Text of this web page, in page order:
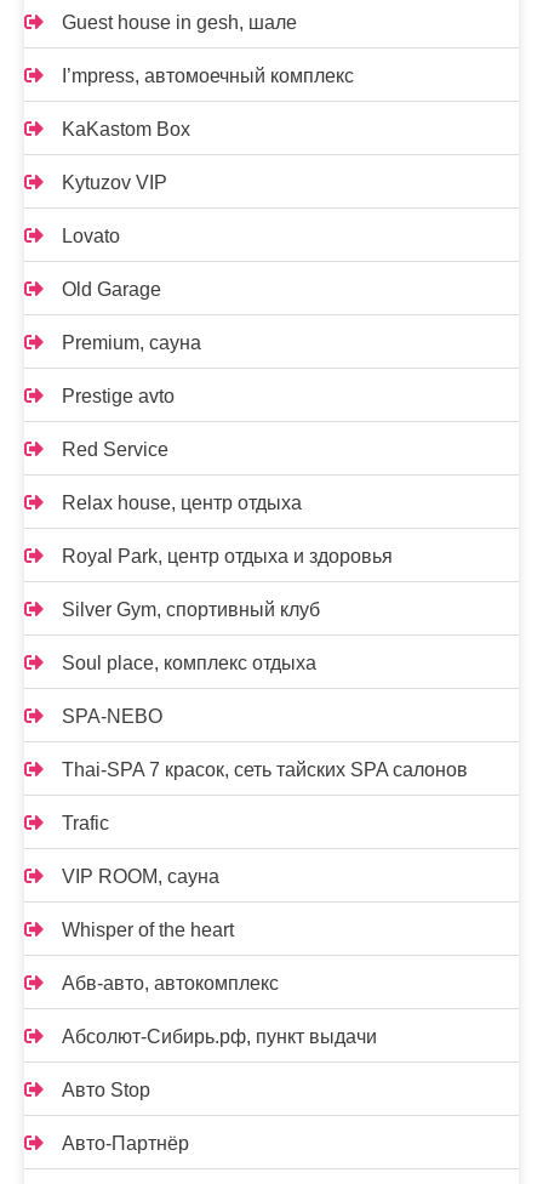
Guest house in gesh, шале
I’mpress, автомоечный комплекс
KaKastom Box
Kytuzov VIP
Lovato
Old Garage
Premium, сауна
Prestige avto
Red Service
Relax house, центр отдыха
Royal Park, центр отдыха и здоровья
Silver Gym, спортивный клуб
Soul place, комплекс отдыха
SPA-NEBO
Thai-SPA 7 красок, сеть тайских SPA салонов
Trafic
VIP ROOM, сауна
Whisper of the heart
Абв-авто, автокомплекс
Абсолют-Сибирь.рф, пункт выдачи
Авто Stop
Авто-Партнёр